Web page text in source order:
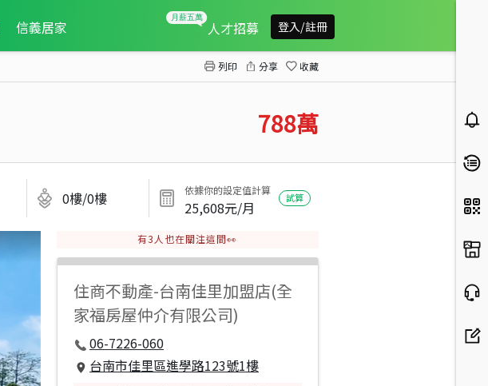
信義居家 人才招募 登入/註冊
列印 分享 收藏
788萬
0樓/0樓 依據你的設定值計算
25,608元/月
試算
有3 人也在關注這間👀
住商不動產-台南佳里加盟店(全
家福房屋仲介有限公司)
06-7226-060
台南市佳里區進學路123號1樓